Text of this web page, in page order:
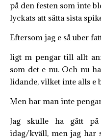
på den festen som inte
lyckats att sätta sista
Eftersom jag e så uber
ligt m pengar till allt
som det e nu. Och nu
lidande, vilket inte alls e
Men har man inte
Jag skulle ha gått
idag/kväll, men jag har